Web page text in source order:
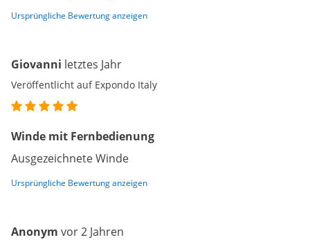
Ursprüngliche Bewertung anzeigen
Giovanni letztes Jahr
Veröffentlicht auf Expondo Italy
Winde mit Fernbedienung
Ausgezeichnete Winde
Ursprüngliche Bewertung anzeigen
Anonym vor 2 Jahren